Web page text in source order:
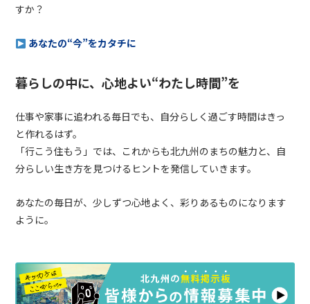
すか？
あなたの“今”をカタチに
暮らしの中に、心地よい“わたし時間”を
仕事や家事に追われる毎日でも、自分らしく過ごす時間はきっ
と作れるはず。
「行こう住もう」では、これからも北九州のまちの魅力と、自
分らしい生き方を見つけるヒントを発信していきます。
あなたの毎日が、少しずつ心地よく、彩りあるものになります
ように。